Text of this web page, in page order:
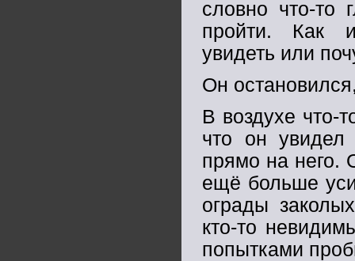
словно что-то
пройти. Как
увидеть или
Он
В воздухе что-
что он увидел
прямо на него.
ещё больше
ограды
кто-то
попытками